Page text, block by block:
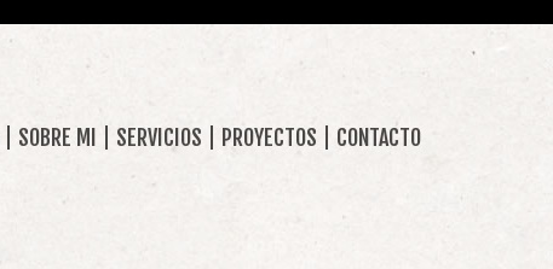
SOBRE MI SERVICIOS PROYECTOS CONTACTO